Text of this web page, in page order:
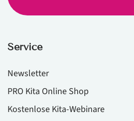
Service
Newsletter
PRO Kita Online Shop
Kostenlose Kita-Webinare